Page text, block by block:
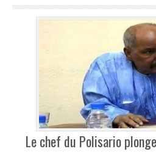
Le chef du Polisario